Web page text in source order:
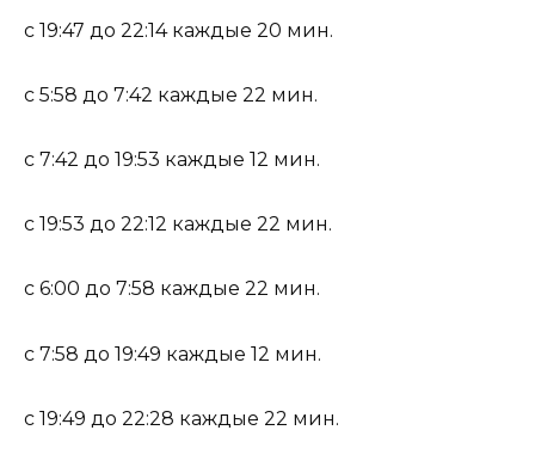
с 19:47 до 22:14 каждые 20 мин.
с 5:58 до 7:42 каждые 22 мин.
с 7:42 до 19:53 каждые 12 мин.
с 19:53 до 22:12 каждые 22 мин.
с 6:00 до 7:58 каждые 22 мин.
с 7:58 до 19:49 каждые 12 мин.
с 19:49 до 22:28 каждые 22 мин.